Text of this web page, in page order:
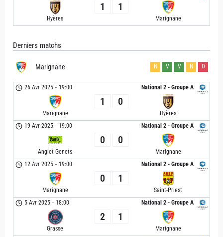
Hyères
1 1
Marignane
Derniers matchs
Marignane N V V N D
National 2 - Groupe A
26 Avr 2025 - 19:00
Marignane
1 0
Hyères
National 2 - Groupe A
19 Avr 2025 - 19:00
Anglet Genets
0 0
Marignane
National 2 - Groupe A
12 Avr 2025 - 19:00
Marignane
0 1
Saint-Priest
National 2 - Groupe A
5 Avr 2025 - 18:00
Grasse
2 1
Marignane